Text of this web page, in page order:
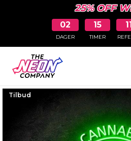
25% OFF
02
DAGER
15
TIMER
Tilbud